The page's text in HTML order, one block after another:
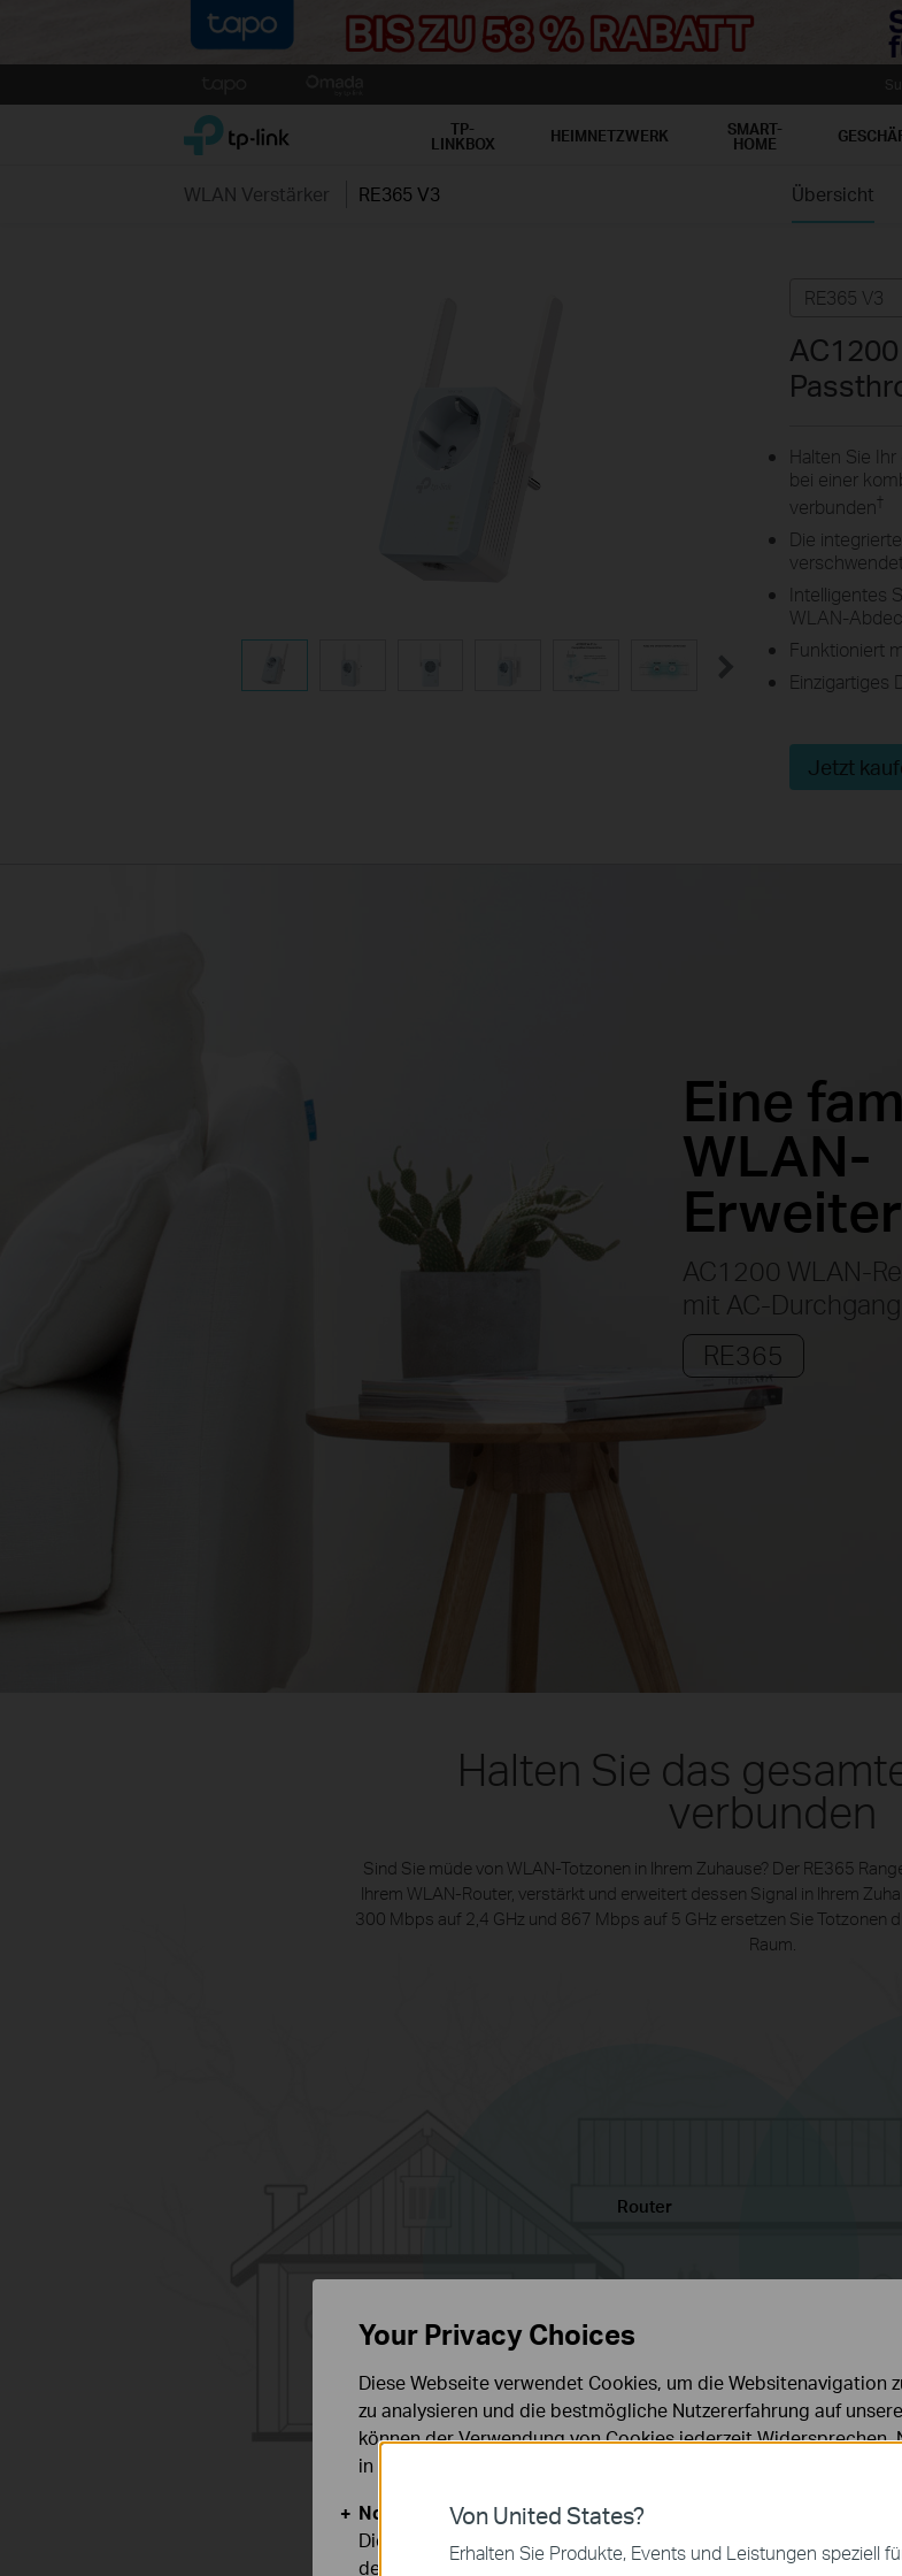
to
TP-Link, Reliably Smart TP-
LINKBOX HEIMNETZWERK SMART-
HOME
WLAN Verstärker RE365 V3 Übersicht
RE365 V3
Halten Sie
bei einer
verbunden†
Die
Intelligentes
WLAN-
Funktioniert
Einzigartiges
Jetzt
Eine
WLAN-
AC1200 WLAN-
mit AC-
RE365
Halten Sie das
verbunden
Sind Sie müde von WLAN-Totzonen in Ihrem Zuhause? Der RE365
Ihrem WLAN-Router, verstärkt und erweitert dessen Signal in Ihrem
300 Mbps auf 2,4 GHz und 867 Mbps auf 5 GHz ersetzen Sie Totzonen
Raum.
Router
Von United States?
Erhalten Sie Produkte, Events und Leistungen speziell
Your Privacy Choices
Diese Webseite verwendet Cookies, um die Websitenavigation
zu analysieren und die bestmögliche Nutzererfahrung auf
können der Verwendung von Cookies jederzeit Widersprechen.
in unseren
Notwendige Cookies
Diese Cookies sind zur Funktion der Website erforderlich und
deaktiviert werden.